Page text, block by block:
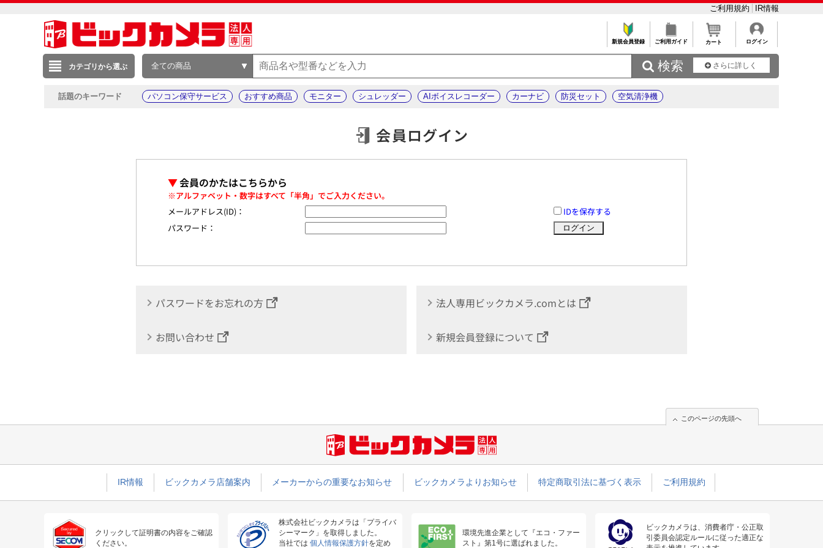
ご利用規約 IR情報
新規会員登録 ご利用ガイド カート ログイン
カテゴリから選ぶ 全ての商品  検索 さらに詳しく
話題のキーワード パソコン保守サービス おすすめ商品 モニター シュレッダー AIボイスレコーダー カーナビ 防災セット 空気清浄機
会員ログイン
▼会員のかたはこちらから
※アルファベット・数字はすべて「半角」でご入力ください。
メールアドレス(ID)：
IDを保存する
パスワード：
パスワードをお忘れの方 法人専用ビックカメラ.comとは
お問い合わせ 新規会員登録について
このページの先頭へ
IR情報 ビックカメラ店舗案内 メーカーからの重要なお知らせ ビックカメラよりお知らせ 特定商取引法に基づく表示 ご利用規約
クリックして証明書の内容をご確認
ください。
株式会社ビックカメラは「プライバ
シーマーク」を取得しました。
当社では 個人情報保護方針を定め
環境先進企業として『エコ・ファー
スト』第1号に選ばれました。
ビックカメラは、消費者庁・公正取
引委員会認定ルールに従った適正な